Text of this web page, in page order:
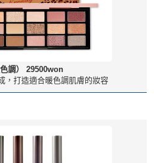
調） 29500won
，打造適合暖色調肌膚的妝容